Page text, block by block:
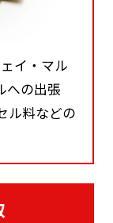
イ・マル
への出張
ル料などの